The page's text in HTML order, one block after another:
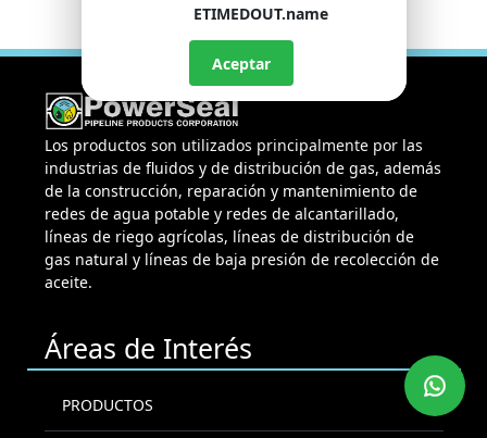
Los productos son utilizados principalmente por las
industrias de fluidos y de distribución de gas, además
de la construcción, reparación y mantenimiento de
redes de agua potable y redes de alcantarillado,
líneas de riego agrícolas, líneas de distribución de
gas natural y líneas de baja presión de recolección de
aceite.
Áreas de Interés
PRODUCTOS
ETIMEDOUT.name
Aceptar